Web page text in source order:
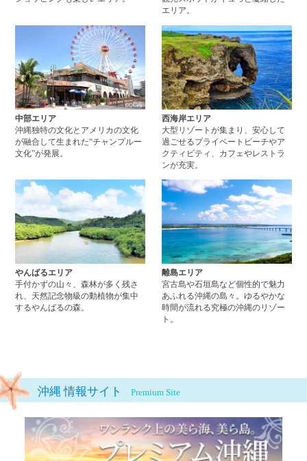
エリア。
中部エリア
沖縄独特の文化とアメリカの文化
が融合して生まれた“チャンプルー
文化”が発展。
中部エリアページへ
西海岸エリア
大型リゾートが集まり、安心して
過ごせるプライベートビーチやア
クティビティ、カフェやレストラ
ンが充実。
やんばるエリア
手付かずの山々、森林が多く残さ
れ、天然記念物級の動植物が集中
するやんばるの森。
やんばるエリアページへ
離島エリア
宮古島や石垣島など個性的で魅力
あふれる沖縄の島々。ゆるやかな
時間が流れる究極の沖縄のリゾー
ト。
沖縄 情報サイト Premium Site